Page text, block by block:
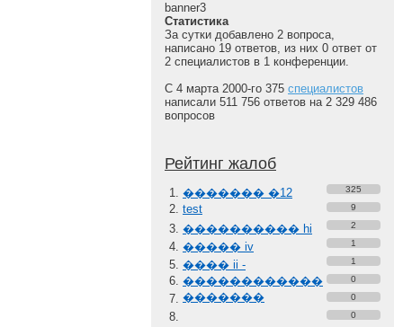
banner3
Статистика
За сутки добавлено 2 вопроса,
написано 19 ответов, из них 0 ответ от
2 специалистов в 1 конференции.
С 4 марта 2000-го 375 специалистов
написали 511 756 ответов на 2 329 486
вопросов
Рейтинг жалоб
������� �12 325
test 9
���������� hi 2
����� iv 1
���� ii -
������������
�������
1
0
0
0